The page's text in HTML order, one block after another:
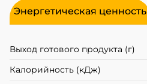
Энергетическая ценность
Выход готового продукта (г)
Калорийность (кДж)